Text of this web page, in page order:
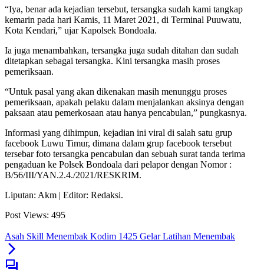
“Iya, benar ada kejadian tersebut, tersangka sudah kami tangkap
kemarin pada hari Kamis, 11 Maret 2021, di Terminal Puuwatu,
Kota Kendari,” ujar Kapolsek Bondoala.
Ia juga menambahkan, tersangka juga sudah ditahan dan sudah
ditetapkan sebagai tersangka. Kini tersangka masih proses
pemeriksaan.
“Untuk pasal yang akan dikenakan masih menunggu proses
pemeriksaan, apakah pelaku dalam menjalankan aksinya dengan
paksaan atau pemerkosaan atau hanya pencabulan,” pungkasnya.
Informasi yang dihimpun, kejadian ini viral di salah satu grup
facebook Luwu Timur, dimana dalam grup facebook tersebut
tersebar foto tersangka pencabulan dan sebuah surat tanda terima
pengaduan ke Polsek Bondoala dari pelapor dengan Nomor :
B/56/III/YAN.2.4./2021/RESKRIM.
Liputan: Akm | Editor: Redaksi.
Post Views: 495
Asah Skill Menembak Kodim 1425 Gelar Latihan Menembak